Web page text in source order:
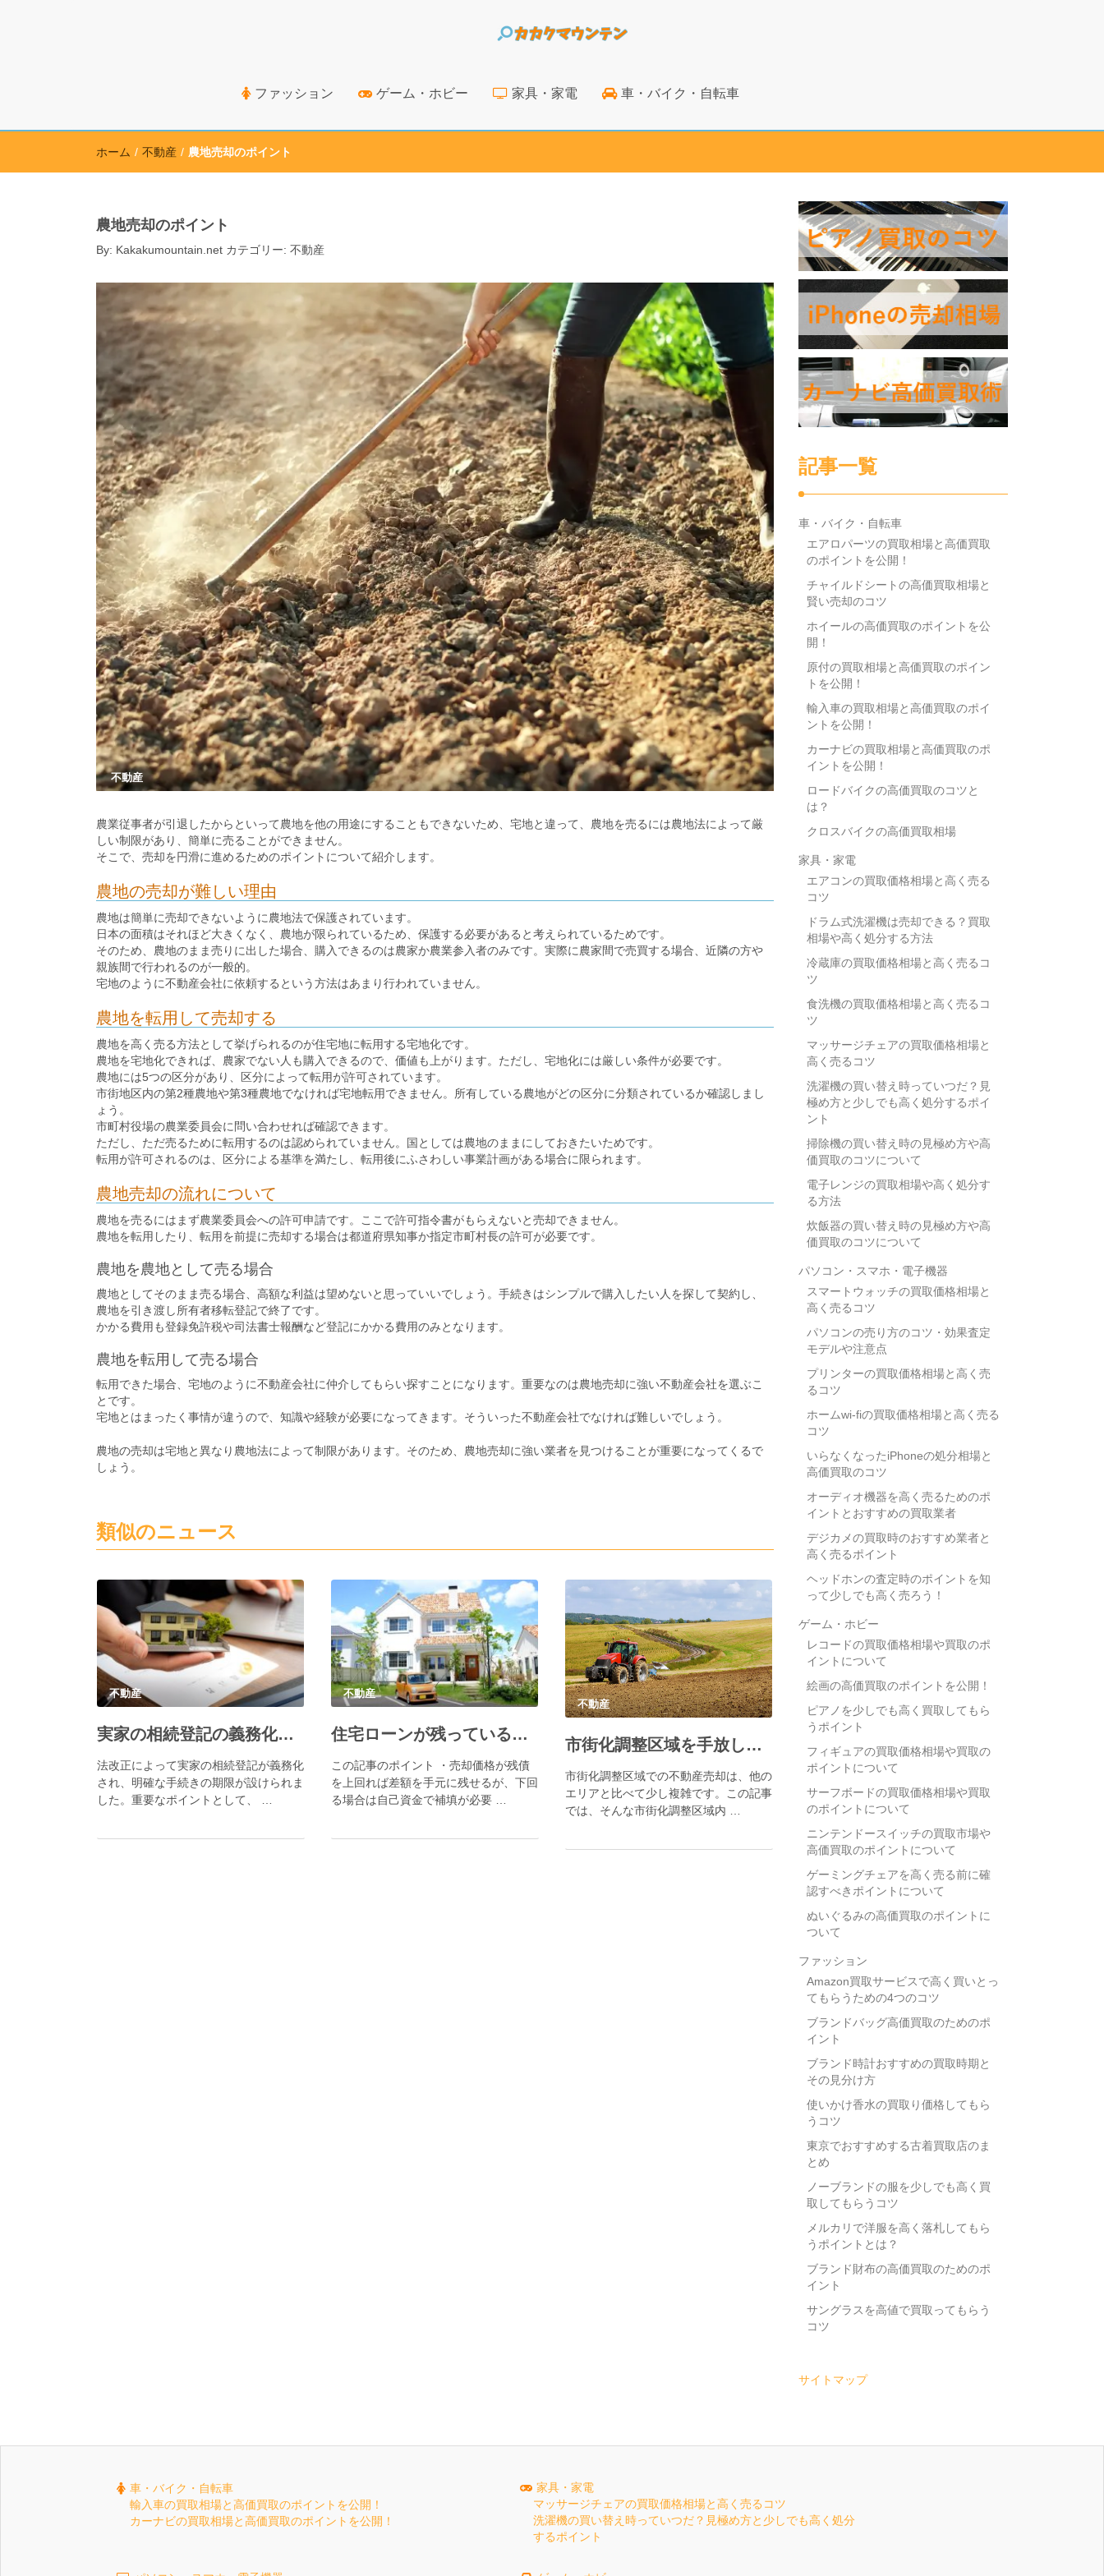
ファッション ゲーム・ホビー 家具・家電 車・バイク・自転車
ホーム / 不動産 / 農地売却のポイント
農地売却のポイント
By: Kakakumountain.net カテゴリー: 不動産
不動産
農業従事者が引退したからといって農地を他の用途にすることもできないため、宅地と違って、農地を売るには農地法によって厳
しい制限があり、簡単に売ることができません。
そこで、売却を円滑に進めるためのポイントについて紹介します。
農地の売却が難しい理由
農地は簡単に売却できないように農地法で保護されています。
日本の面積はそれほど大きくなく、農地が限られているため、保護する必要があると考えられているためです。
そのため、農地のまま売りに出した場合、購入できるのは農家か農業参入者のみです。実際に農家間で売買する場合、近隣の方や
親族間で行われるのが一般的。
宅地のように不動産会社に依頼するという方法はあまり行われていません。
農地を転用して売却する
農地を高く売る方法として挙げられるのが住宅地に転用する宅地化です。
農地を宅地化できれば、農家でない人も購入できるので、価値も上がります。ただし、宅地化には厳しい条件が必要です。
農地には5つの区分があり、区分によって転用が許可されています。
市街地区内の第2種農地や第3種農地でなければ宅地転用できません。所有している農地がどの区分に分類されているか確認しまし
ょう。
市町村役場の農業委員会に問い合わせれば確認できます。
ただし、ただ売るために転用するのは認められていません。国としては農地のままにしておきたいためです。
転用が許可されるのは、区分による基準を満たし、転用後にふさわしい事業計画がある場合に限られます。
農地売却の流れについて
農地を売るにはまず農業委員会への許可申請です。ここで許可指令書がもらえないと売却できません。
農地を転用したり、転用を前提に売却する場合は都道府県知事か指定市町村長の許可が必要です。
農地を農地として売る場合
農地としてそのまま売る場合、高額な利益は望めないと思っていいでしょう。手続きはシンプルで購入したい人を探して契約し、
農地を引き渡し所有者移転登記で終了です。
かかる費用も登録免許税や司法書士報酬など登記にかかる費用のみとなります。
農地を転用して売る場合
転用できた場合、宅地のように不動産会社に仲介してもらい探すことになります。重要なのは農地売却に強い不動産会社を選ぶこ
とです。
宅地とはまったく事情が違うので、知識や経験が必要になってきます。そういった不動産会社でなければ難しいでしょう。
農地の売却は宅地と異なり農地法によって制限があります。そのため、農地売却に強い業者を見つけることが重要になってくるで
しょう。
類似のニュース
不動産
実家の相続登記の義務化で必要な手続きとポイント
法改正によって実家の相続登記が義務化
され、明確な手続きの期限が設けられま
した。重要なポイントとして、 …
不動産
住宅ローンが残っている不動産を売却する方法
この記事のポイント ・売却価格が残債
を上回れば差額を手元に残せるが、下回
る場合は自己資金で補填が必要 …
不動産
市街化調整区域を手放したい
市街化調整区域での不動産売却は、他の
エリアと比べて少し複雑です。この記事
では、そんな市街化調整区域内 …
記事一覧
車・バイク・自転車
エアロパーツの買取相場と高価買取
のポイントを公開！
チャイルドシートの高価買取相場と
賢い売却のコツ
ホイールの高価買取のポイントを公
開！
原付の買取相場と高価買取のポイン
トを公開！
輸入車の買取相場と高価買取のポイ
ントを公開！
カーナビの買取相場と高価買取のポ
イントを公開！
ロードバイクの高価買取のコツと
は？
クロスバイクの高価買取相場
家具・家電
エアコンの買取価格相場と高く売る
コツ
ドラム式洗濯機は売却できる？買取
相場や高く処分する方法
冷蔵庫の買取価格相場と高く売るコ
ツ
食洗機の買取価格相場と高く売るコ
ツ
マッサージチェアの買取価格相場と
高く売るコツ
洗濯機の買い替え時っていつだ？見
極め方と少しでも高く処分するポイ
ント
掃除機の買い替え時の見極め方や高
価買取のコツについて
電子レンジの買取相場や高く処分す
る方法
炊飯器の買い替え時の見極め方や高
価買取のコツについて
パソコン・スマホ・電子機器
スマートウォッチの買取価格相場と
高く売るコツ
パソコンの売り方のコツ・効果査定
モデルや注意点
プリンターの買取価格相場と高く売
るコツ
ホームwi-fiの買取価格相場と高く売る
コツ
いらなくなったiPhoneの処分相場と
高価買取のコツ
オーディオ機器を高く売るためのポ
イントとおすすめの買取業者
デジカメの買取時のおすすめ業者と
高く売るポイント
ヘッドホンの査定時のポイントを知
って少しでも高く売ろう！
ゲーム・ホビー
レコードの買取価格相場や買取のポ
イントについて
絵画の高価買取のポイントを公開！
ピアノを少しでも高く買取してもら
うポイント
フィギュアの買取価格相場や買取の
ポイントについて
サーフボードの買取価格相場や買取
のポイントについて
ニンテンドースイッチの買取市場や
高価買取のポイントについて
ゲーミングチェアを高く売る前に確
認すべきポイントについて
ぬいぐるみの高価買取のポイントに
ついて
ファッション
Amazon買取サービスで高く買いとっ
てもらうための4つのコツ
ブランドバッグ高価買取のためのポ
イント
ブランド時計おすすめの買取時期と
その見分け方
使いかけ香水の買取り価格してもら
うコツ
東京でおすすめする古着買取店のま
とめ
ノーブランドの服を少しでも高く買
取してもらうコツ
メルカリで洋服を高く落札してもら
うポイントとは？
ブランド財布の高価買取のためのポ
イント
サングラスを高値で買取ってもらう
コツ
サイトマップ
車・バイク・自転車
輸入車の買取相場と高価買取のポイントを公開！
カーナビの買取相場と高価買取のポイントを公開！
家具・家電
マッサージチェアの買取価格相場と高く売るコツ
洗濯機の買い替え時っていつだ？見極め方と少しでも高く処分
するポイント